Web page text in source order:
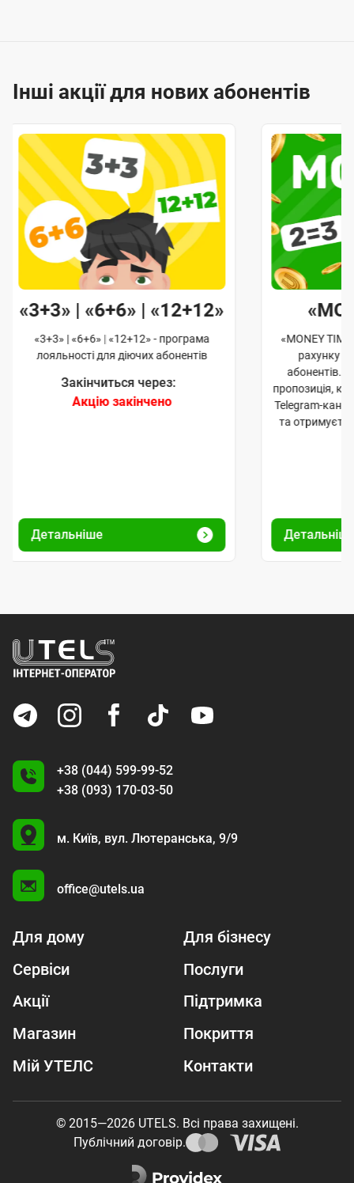
Інші акції для нових абонентів
«3+3» | «6+6» | «12+12»
«3+3» | «6+6» | «12+12» - програма
лояльності для діючих абонентів
Закінчиться через:
Акцію закінчено
Детальніше
«MONEY
рахунку
абонентів.
пропозиція,
Telegram-
та
+38 (044) 599-99-52
+38 (093) 170-03-50
U
м. Київ, вул. Лютеранська, 9/9
office@utels.ua
Для дому
Для бізнесу
Сервіси
Послуги
Акції
Підтримка
Магазин
Покриття
Мій УТЕЛС
Контакти
© 2015—2026 UTELS. Всі права захищені.
Публічний договір.